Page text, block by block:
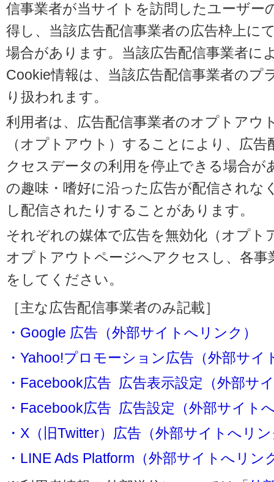
信事業者が当サイトを訪問したユーザー
得し、当該広告配信事業者の広告枠上に
場合があります。当該広告配信事業者に
Cookie情報は、当該広告配信事業者のプ
り扱われます。
利用者は、広告配信事業者のオプトアウ
（オプトアウト）することにより、広
クセスデータの利用を停止できる場合が
の趣味・嗜好に沿った広告が配信されな
し配信されたりすることがあります。
それぞれの媒体で広告を無効化（オプト
オプトアウトページへアクセスし、各
をしてください。
［主な広告配信事業者のみ記載］
・Google 広告（外部サイトへリンク）
・Yahoo!プロモーション広告（外部サイ
・Facebook広告 広告表示設定（外部サ
・Facebook広告 広告設定（外部サイト
・X（旧Twitter）広告（外部サイトへリ
・LINE Ads Platform（外部サイトへリン